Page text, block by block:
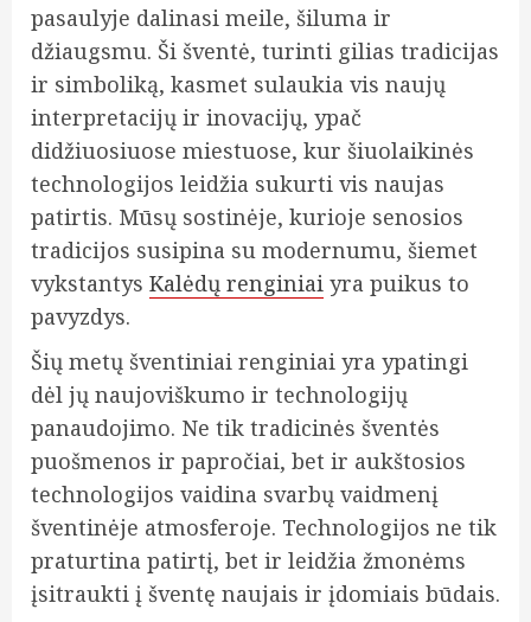
pasaulyje dalinasi meile, šiluma ir
džiaugsmu. Ši šventė, turinti gilias tradicijas
ir simboliką, kasmet sulaukia vis naujų
interpretacijų ir inovacijų, ypač
didžiuosiuose miestuose, kur šiuolaikinės
technologijos leidžia sukurti vis naujas
patirtis. Mūsų sostinėje, kurioje senosios
tradicijos susipina su modernumu, šiemet
vykstantys Kalėdų renginiai yra puikus to
pavyzdys.
Šių metų šventiniai renginiai yra ypatingi
dėl jų naujoviškumo ir technologijų
panaudojimo. Ne tik tradicinės šventės
puošmenos ir papročiai, bet ir aukštosios
technologijos vaidina svarbų vaidmenį
šventinėje atmosferoje. Technologijos ne tik
praturtina patirtį, bet ir leidžia žmonėms
įsitraukti į šventę naujais ir įdomiais būdais.